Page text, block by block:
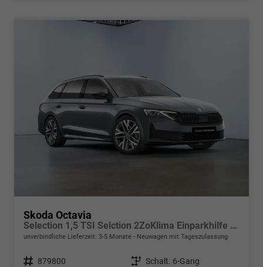
Skoda Octavia
Selection 1,5 TSI Selction 2ZoKlima Einparkhilfe LED Sitzheizung Tempomat Digitales Cockpit 5J Garantie Leichtmetallfelgen
unverbindliche Lieferzeit: 3-5 Monate Neuwagen mit Tageszulassung
Fahrzeugnr. 879800 Getriebe Schalt. 6-Gang